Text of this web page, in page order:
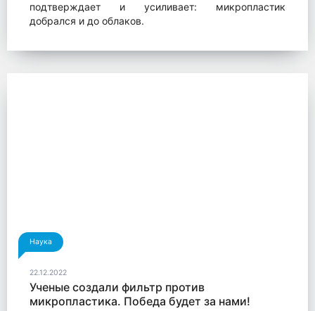
подтверждает и усиливает: микропластик
добрался и до облаков.
Наука
22.12.2022
Ученые создали фильтр против
микропластика. Победа будет за нами!